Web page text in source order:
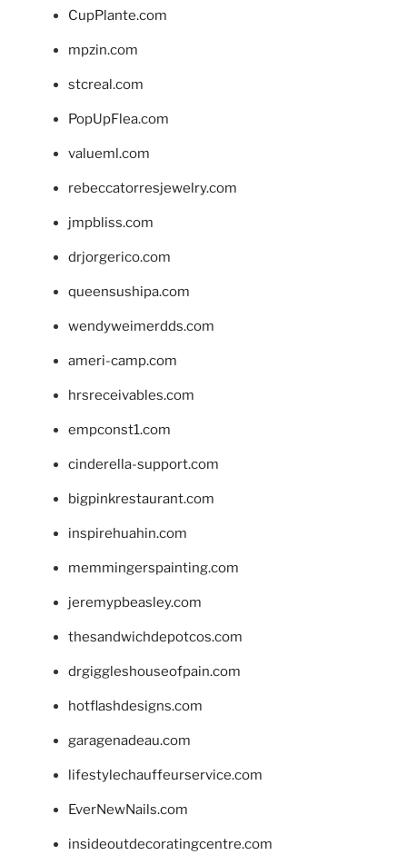
CupPlante.com
mpzin.com
stcreal.com
PopUpFlea.com
valueml.com
rebeccatorresjewelry.com
jmpbliss.com
drjorgerico.com
queensushipa.com
wendyweimerdds.com
ameri-camp.com
hrsreceivables.com
empconst1.com
cinderella-support.com
bigpinkrestaurant.com
inspirehuahin.com
memmingerspainting.com
jeremypbeasley.com
thesandwichdepotcos.com
drgiggleshouseofpain.com
hotflashdesigns.com
garagenadeau.com
lifestylechauffeurservice.com
EverNewNails.com
insideoutdecoratingcentre.com